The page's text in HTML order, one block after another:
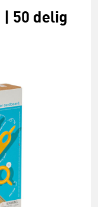
50 delig